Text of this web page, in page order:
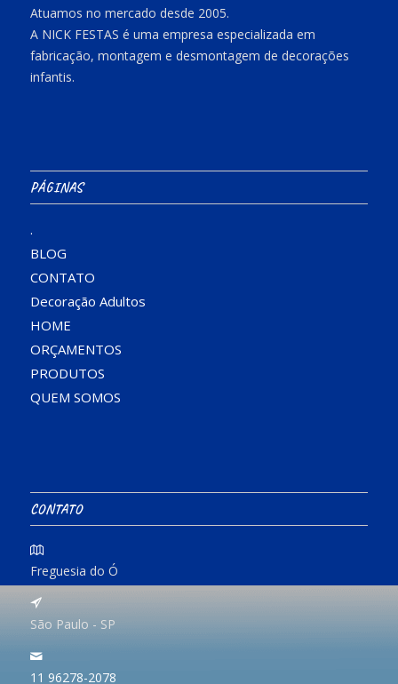
Atuamos no mercado desde 2005.
A NICK FESTAS é uma empresa especializada em
fabricação, montagem e desmontagem de decorações
infantis.
PÁGINAS
.
BLOG
CONTATO
Decoração Adultos
HOME
ORÇAMENTOS
PRODUTOS
QUEM SOMOS
CONTATO
Freguesia do Ó
São Paulo - SP
11 96278-2078